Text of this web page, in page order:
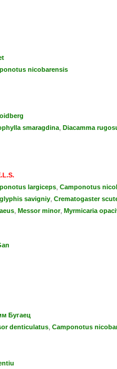
nicobarensis
smaragdina, Diacamma
largiceps, Camponotus
savigniy, Crematogaster
, Messor minor, Myrmicaria
Бугаец
denticulatus, Camponotus